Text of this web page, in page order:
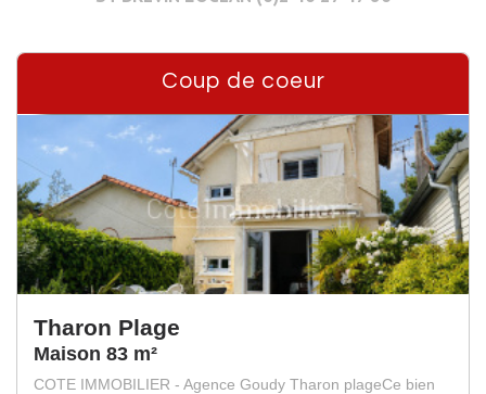
Coup de coeur
Tharon Plage
Maison 83 m²
COTE IMMOBILIER - Agence Goudy Tharon plageCe bien